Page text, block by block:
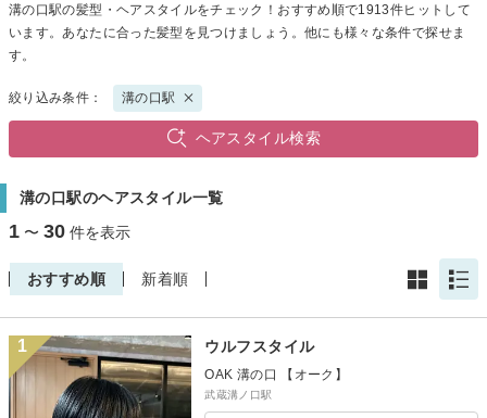
溝の口駅の髪型・ヘアスタイルをチェック！おすすめ順で1913件ヒットして
います。あなたに合った髪型を見つけましょう。他にも様々な条件で探せま
す。
絞り込み条件： 溝の口駅
ヘアスタイル検索
溝の口駅のヘアスタイル一覧
1 〜 30 件を表示
おすすめ順 新着順
1 ウルフスタイル
OAK 溝の口 【オーク】
武蔵溝ノ口駅